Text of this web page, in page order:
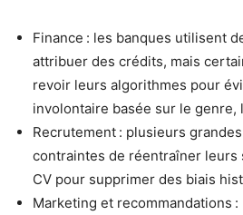
Finance : les banques utilisent
attribuer des crédits, mais
revoir leurs algorithmes pour
involontaire basée sur le genre,
Recrutement : plusieurs
contraintes de réentraîner leurs
CV pour supprimer des biais
Marketing et recommandations